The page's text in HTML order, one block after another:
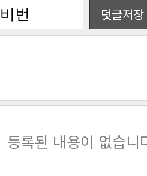
덧글저장
등록된 내용이 없습니